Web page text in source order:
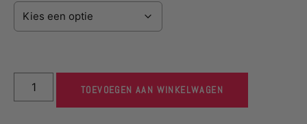
TOEVOEGEN AAN WINKELWAGEN